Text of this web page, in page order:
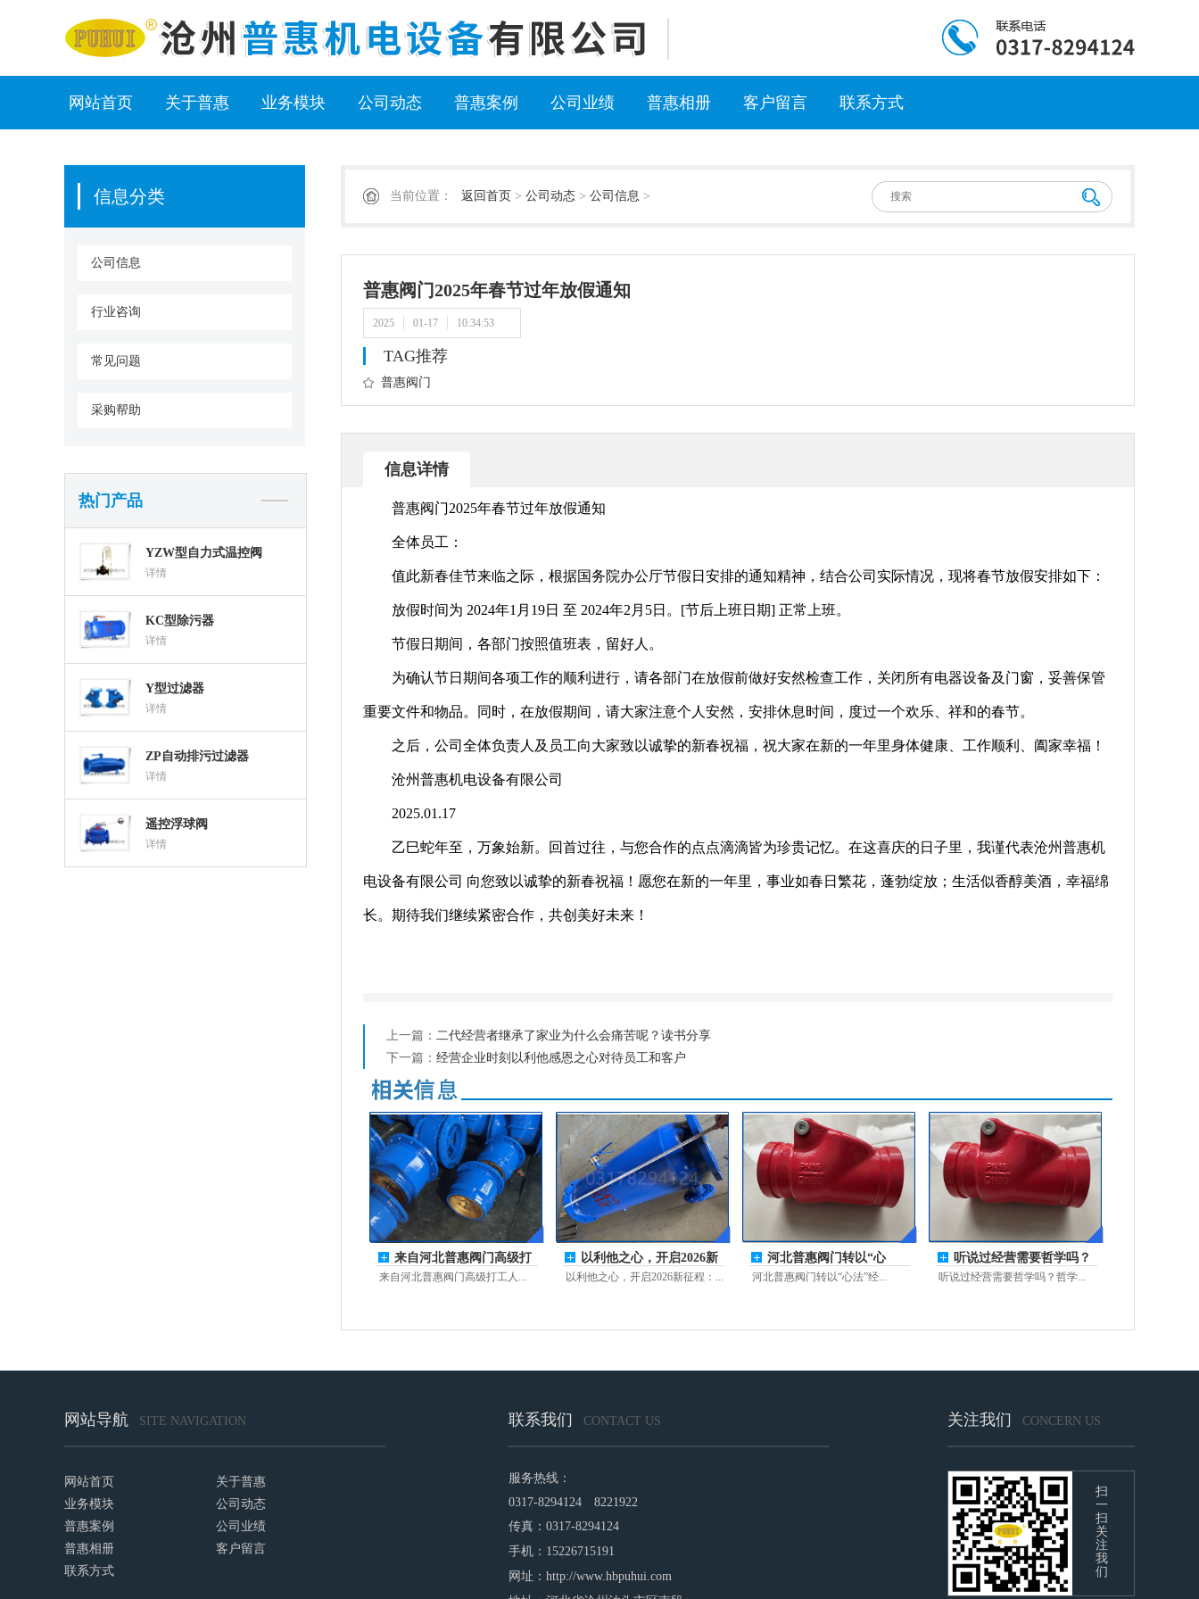
网站首页 关于普惠 业务模块 公司动态 普惠案例 公司业绩 普惠相册 客户留言 联系方式
信息分类
公司信息
行业咨询
常见问题
采购帮助
热门产品
YZW型自力式温控阀
详情
KC型除污器
详情
Y型过滤器
详情
ZP自动排污过滤器
详情
遥控浮球阀
详情
当前位置： 返回首页 > 公司动态 > 公司信息 >
普惠阀门2025年春节过年放假通知
2025 01-17 10:34:53
TAG推荐
普惠阀门
信息详情
普惠阀门2025年春节过年放假通知
全体员工：
值此新春佳节来临之际，根据国务院办公厅节假日安排的通知精神，结合公司实际情况，现将春节放假安排如下：
放假时间为 2024年1月19日 至 2024年2月5日。[节后上班日期] 正常上班。
节假日期间，各部门按照值班表，留好人。
为确认节日期间各项工作的顺利进行，请各部门在放假前做好安然检查工作，关闭所有电器设备及门窗，妥善保管
重要文件和物品。同时，在放假期间，请大家注意个人安然，安排休息时间，度过一个欢乐、祥和的春节。
之后，公司全体负责人及员工向大家致以诚挚的新春祝福，祝大家在新的一年里身体健康、工作顺利、阖家幸福！
沧州普惠机电设备有限公司
2025.01.17
乙巳蛇年至，万象始新。回首过往，与您合作的点点滴滴皆为珍贵记忆。在这喜庆的日子里，我谨代表沧州普惠机
电设备有限公司 向您致以诚挚的新春祝福！愿您在新的一年里，事业如春日繁花，蓬勃绽放；生活似香醇美酒，幸福绵
长。期待我们继续紧密合作，共创美好未来！
上一篇： 二代经营者继承了家业为什么会痛苦呢？读书分享
下一篇： 经营企业时刻以利他感恩之心对待员工和客户
来自河北普惠阀门高级打
工人的掏
来自河北普惠阀门高级打工人...
以利他之心，开启2026新
征程：普惠
以利他之心，开启2026新征程：...
河北普惠阀门转以“心
法”经营，
河北普惠阀门转以“心法”经...
听说过经营需要哲学吗？
哲学需要
听说过经营需要哲学吗？哲学...
网站导航 SITE NAVIGATION
网站首页
关于普惠
业务模块
公司动态
普惠案例
公司业绩
普惠相册
客户留言
联系方式
联系我们 CONTACT US
服务热线：
0317-8294124 8221922
传真：0317-8294124
手机：15226715191
网址：http://www.hbpuhui.com
关注我们 CONCERN US
扫
一
扫
关
注
我
们